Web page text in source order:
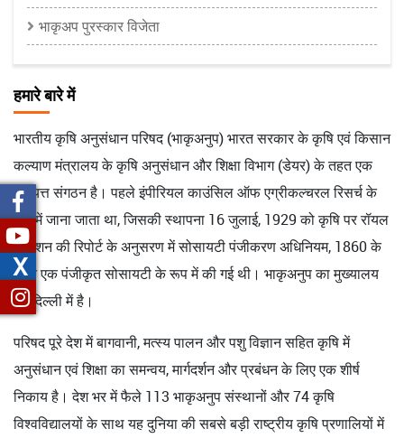
भाकृअप पुरस्कार विजेता
हमारे बारे में
भारतीय कृषि अनुसंधान परिषद (भाकृअनुप) भारत सरकार के कृषि एवं किसान
कल्याण मंत्रालय के कृषि अनुसंधान और शिक्षा विभाग (डेयर) के तहत एक
स्वायत्त संगठन है। पहले इंपीरियल काउंसिल ऑफ एग्रीकल्चरल रिसर्च के
रूप में जाना जाता था, जिसकी स्थापना 16 जुलाई, 1929 को कृषि पर रॉयल
कमीशन की रिपोर्ट के अनुसरण में सोसायटी पंजीकरण अधिनियम, 1860 के
तहत एक पंजीकृत सोसायटी के रूप में की गई थी। भाकृअनुप का मुख्यालय
नई दिल्ली में है।
परिषद पूरे देश में बागवानी, मत्स्य पालन और पशु विज्ञान सहित कृषि में
अनुसंधान एवं शिक्षा का समन्वय, मार्गदर्शन और प्रबंधन के लिए एक शीर्ष
निकाय है। देश भर में फैले 113 भाकृअनुप संस्थानों और 74 कृषि
विश्वविद्यालयों के साथ यह दुनिया की सबसे बड़ी राष्ट्रीय कृषि प्रणालियों में
X